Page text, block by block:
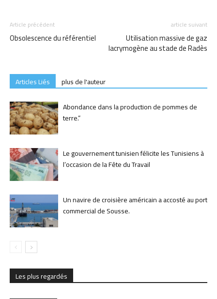
Article précédent
Obsolescence du référentiel
article suivant
Utilisation massive de gaz
lacrymogène au stade de Radès
Articles Liés
plus de l'auteur
Abondance dans la production de pommes de
terre.”
Le gouvernement tunisien félicite les Tunisiens à
l’occasion de la Fête du Travail
Un navire de croisière américain a accosté au port
commercial de Sousse.
Les plus regardés